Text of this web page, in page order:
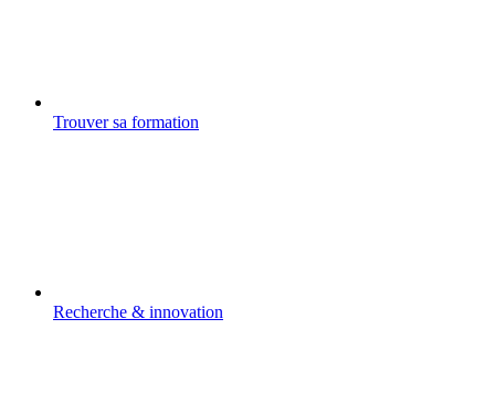
Trouver sa formation
Recherche & innovation